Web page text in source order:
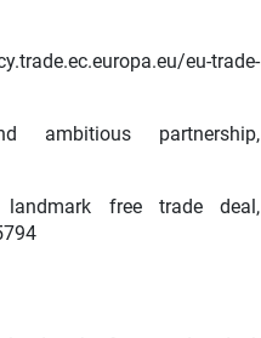
eu-trade-
ambitious partnership,
free trade deal,